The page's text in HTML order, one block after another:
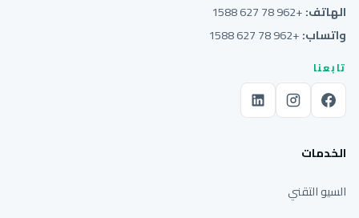
الهاتف:+962 78 627 1588
واتساب:+962 78 627 1588
تابعنا
الخدمات
السيو التقني